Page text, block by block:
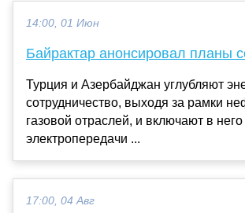
14:00, 01 Июн
Байрактар анонсировал планы
Турция и Азербайджан углубляют
сотрудничество, выходя за рамки
газовой отраслей, и включают в
электропередачи ...
17:00, 04 Авг